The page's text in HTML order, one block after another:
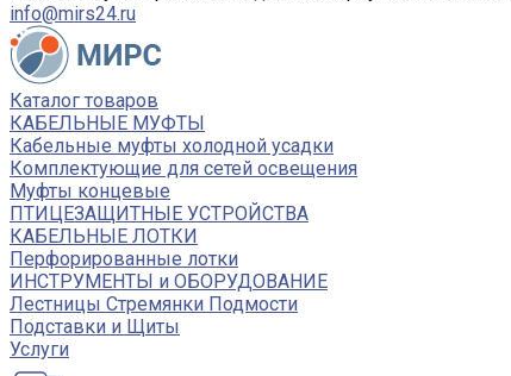
info@mirs24.ru
Каталог товаров
КАБЕЛЬНЫЕ МУФТЫ
Кабельные муфты холодной усадки
Комплектующие для сетей освещения
Муфты концевые
ПТИЦЕЗАЩИТНЫЕ УСТРОЙСТВА
КАБЕЛЬНЫЕ ЛОТКИ
Перфорированные лотки
ИНСТРУМЕНТЫ и ОБОРУДОВАНИЕ
Лестницы Стремянки Подмости
Подставки и Щиты
Услуги